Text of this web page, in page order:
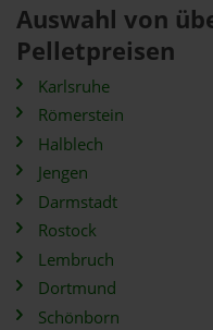
Auswahl von
Pelletpreisen
Karlsruhe
Römerstein
Halblech
Jengen
Darmstadt
Rostock
Lembruch
Dortmund
Schönborn